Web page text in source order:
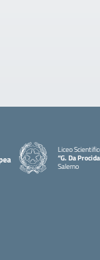
Liceo
“G. Da
Salerno